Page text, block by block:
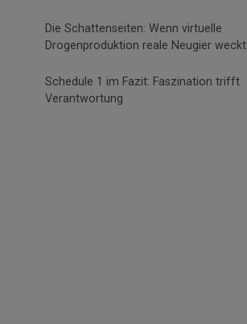
Die Schattenseiten: Wenn virtuelle
Drogenproduktion reale Neugier weckt
Schedule 1 im Fazit: Faszination trifft
Verantwortung